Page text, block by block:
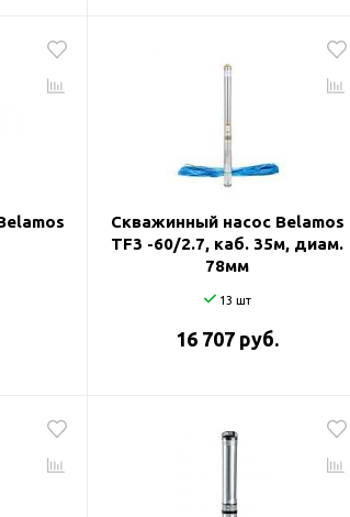
Скважинный насос Belamos
TF3 -60/2.7, каб. 35м, диам.
78мм
13 шт
16 707 руб.